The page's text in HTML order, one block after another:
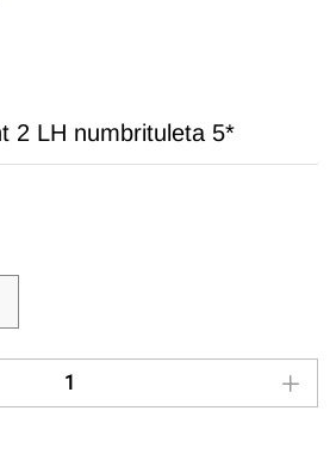
2 LH numbrituleta 5*